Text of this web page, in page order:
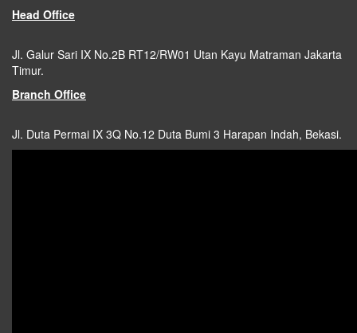
Head Office
Jl. Galur Sari IX No.2B RT12/RW01 Utan Kayu Matraman Jakarta
Timur.
Branch Office
Jl. Duta Permai IX 3Q No.12 Duta Bumi 3 Harapan Indah, Bekasi.